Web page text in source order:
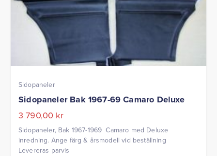
Sidopaneler
Sidopaneler Bak 1967-69 Camaro Deluxe
3 790,00 kr
Sidopaneler, Bak 1967-1969 Camaro med Deluxe
inredning. Ange färg & årsmodell vid beställning
Levereras parvis